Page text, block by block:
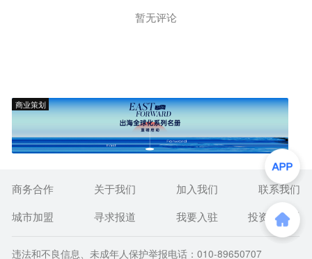
暂无评论
商业策划
商务合作 关于我们 加入我们
联系我们
城市加盟
寻求报道 我要入驻 投资者关系
违法和不良信息、未成年人保护举报电话：010-89650707